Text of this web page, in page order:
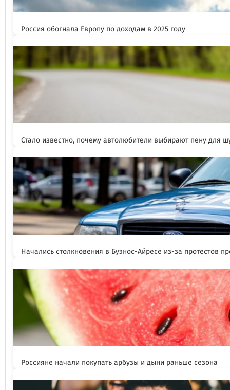
Россия обогнала Европу по доходам в 2025 году
Стало известно, почему автолюбители выбирают пену для
Начались столкновения в Буэнос-Айресе из-за протестов
Россияне начали покупать арбузы и дыни раньше сезона